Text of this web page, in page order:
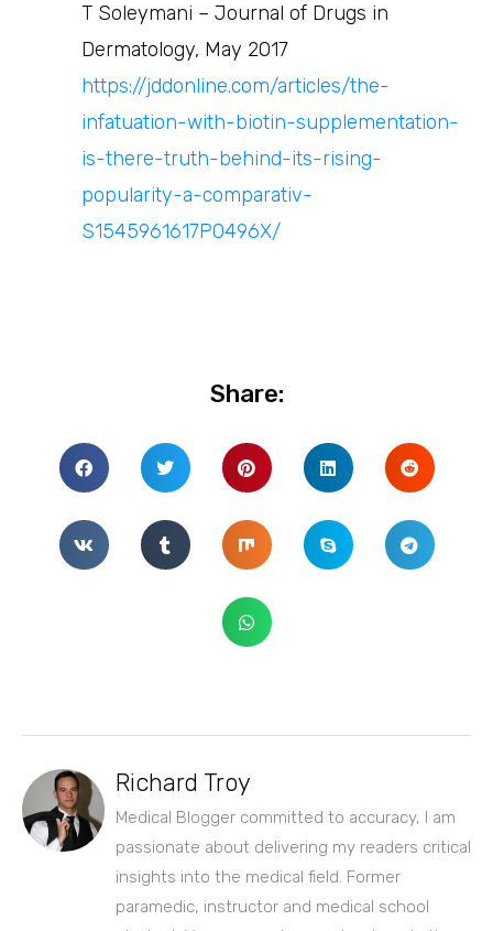
T Soleymani – Journal of Drugs in
Dermatology, May 2017
https://jddonline.com/articles/the-
infatuation-with-biotin-supplementation-
is-there-truth-behind-its-rising-
popularity-a-comparativ-
S1545961617P0496X/
Share:
Richard Troy
Medical Blogger committed to accuracy, I am
passionate about delivering my readers critical
insights into the medical field. Former
paramedic, instructor and medical school